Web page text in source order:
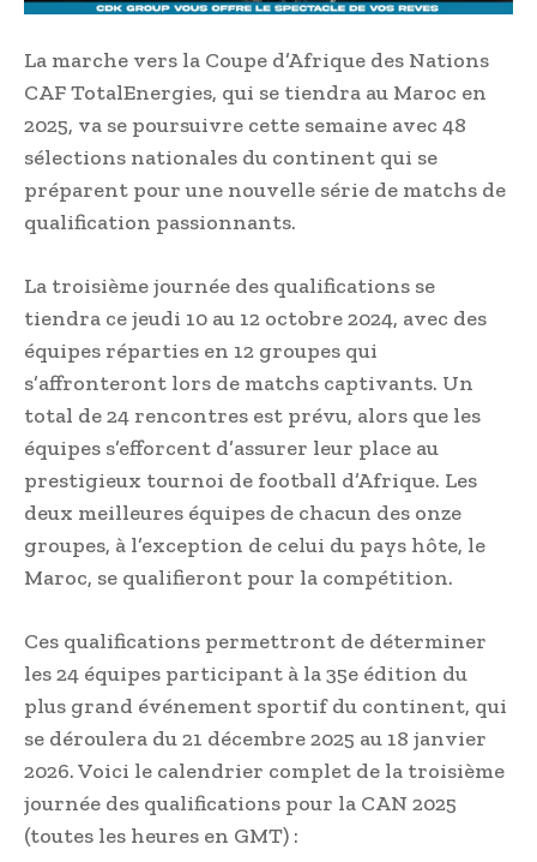
La marche vers la Coupe d’Afrique des Nations
CAF TotalEnergies, qui se tiendra au Maroc en
2025, va se poursuivre cette semaine avec 48
sélections nationales du continent qui se
préparent pour une nouvelle série de matchs de
qualification passionnants.
La troisième journée des qualifications se
tiendra ce jeudi 10 au 12 octobre 2024, avec des
équipes réparties en 12 groupes qui
s’affronteront lors de matchs captivants. Un
total de 24 rencontres est prévu, alors que les
équipes s’efforcent d’assurer leur place au
prestigieux tournoi de football d’Afrique. Les
deux meilleures équipes de chacun des onze
groupes, à l’exception de celui du pays hôte, le
Maroc, se qualifieront pour la compétition.
Ces qualifications permettront de déterminer
les 24 équipes participant à la 35e édition du
plus grand événement sportif du continent, qui
se déroulera du 21 décembre 2025 au 18 janvier
2026. Voici le calendrier complet de la troisième
journée des qualifications pour la CAN 2025
(toutes les heures en GMT) :